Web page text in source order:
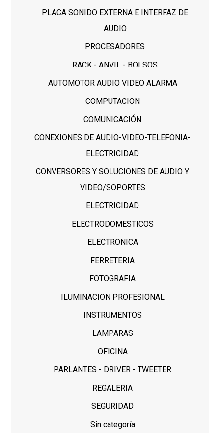
PLACA SONIDO EXTERNA E INTERFAZ DE
AUDIO
PROCESADORES
RACK - ANVIL - BOLSOS
AUTOMOTOR AUDIO VIDEO ALARMA
COMPUTACION
COMUNICACIÓN
CONEXIONES DE AUDIO-VIDEO-TELEFONIA-
ELECTRICIDAD
CONVERSORES Y SOLUCIONES DE AUDIO Y
VIDEO/SOPORTES
ELECTRICIDAD
ELECTRODOMESTICOS
ELECTRONICA
FERRETERIA
FOTOGRAFIA
ILUMINACION PROFESIONAL
INSTRUMENTOS
LAMPARAS
OFICINA
PARLANTES - DRIVER - TWEETER
REGALERIA
SEGURIDAD
Sin categoría